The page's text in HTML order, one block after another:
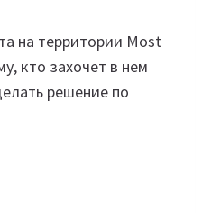
на территории Most
кто захочет в нем
решение по